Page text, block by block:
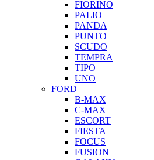
FIORINO
PALIO
PANDA
PUNTO
SCUDO
TEMPRA
TIPO
UNO
FORD
B-MAX
C-MAX
ESCORT
FIESTA
FOCUS
FUSION